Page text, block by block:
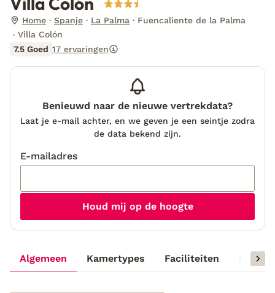
Home Spanje La Palma
Fuencaliente de la Palma
Villa Colón
7.5 Goed 17 ervaringen
Algemeen Kamertypes Faciliteiten
Benieuwd naar de nieuwe vertrekdata?
Laat je e-mail achter, en we geven je een seintje zodra
de data bekend zijn.
E-mailadres
Houd mij op de hoogte